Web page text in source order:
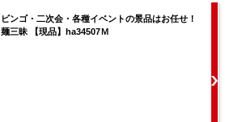
ビンゴ・二次会・各種イベントの景品はお任せ！
麺三昧 【現品】ha34507Ｍ